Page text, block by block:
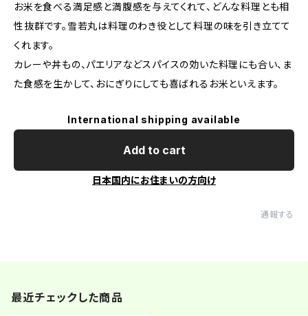
お米を食べる満足感と満腹感を与えてくれて、どんな料理とも相
性抜群です。雪若丸は料理のわき役として料理の味を引き立てて
くれます。
カレーや丼もの、パエリアなどスパイスの効いた料理にも合い、ま
た食感を生かして、おにぎりにしても喜ばれるお米といえます。
International shipping available
Add to cart
日本国内にお住まいの方向け
通報する
最近チェックした商品